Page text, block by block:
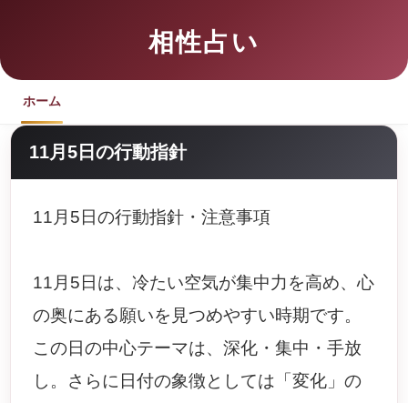
相性占い
ホーム
11月5日の行動指針
11月5日の行動指針・注意事項
11月5日は、冷たい空気が集中力を高め、心
の奥にある願いを見つめやすい時期です。
この日の中心テーマは、深化・集中・手放
し。さらに日付の象徴としては「変化」の